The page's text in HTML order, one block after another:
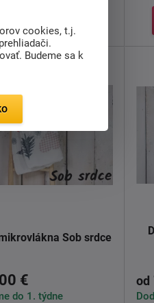
Sob srdce
€
do 1. týdne
od
cookies, t.j.
Budeme sa k